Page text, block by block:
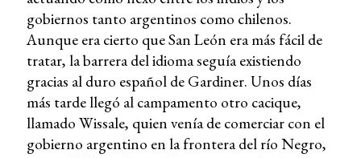
gobiernos tanto argentinos como chilenos.
Aunque era cierto que San León era más fácil de
tratar, la barrera del idioma seguía existiendo
gracias al duro español de Gardiner. Unos días
más tarde llegó al campamento otro cacique,
llamado Wissale, quien venía de comerciar con el
gobierno argentino en la frontera del río Negro,